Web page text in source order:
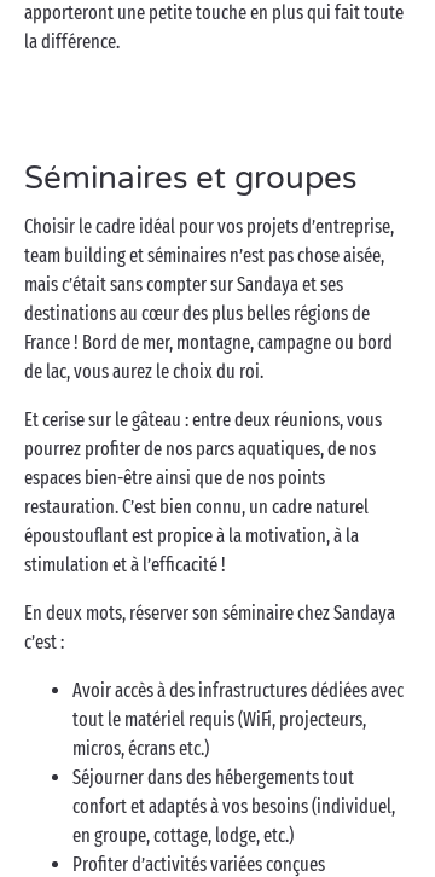
apporteront une petite touche en plus qui fait toute
la différence.
Séminaires et groupes
Choisir le cadre idéal pour vos projets d’entreprise,
team building et séminaires n’est pas chose aisée,
mais c’était sans compter sur Sandaya et ses
destinations au cœur des plus belles régions de
France ! Bord de mer, montagne, campagne ou bord
de lac, vous aurez le choix du roi.
Et cerise sur le gâteau : entre deux réunions, vous
pourrez profiter de nos parcs aquatiques, de nos
espaces bien-être ainsi que de nos points
restauration. C’est bien connu, un cadre naturel
époustouflant est propice à la motivation, à la
stimulation et à l’efficacité !
En deux mots, réserver son séminaire chez Sandaya
c’est :
Avoir accès à des infrastructures dédiées avec
tout le matériel requis (WiFi, projecteurs,
micros, écrans etc.)
Séjourner dans des hébergements tout
confort et adaptés à vos besoins (individuel,
en groupe, cottage, lodge, etc.)
Profiter d’activités variées conçues